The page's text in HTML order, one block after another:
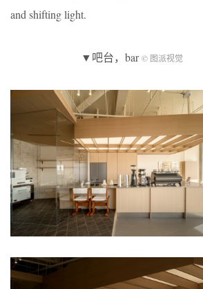
and shifting light.
▼吧台，bar© 图派视觉